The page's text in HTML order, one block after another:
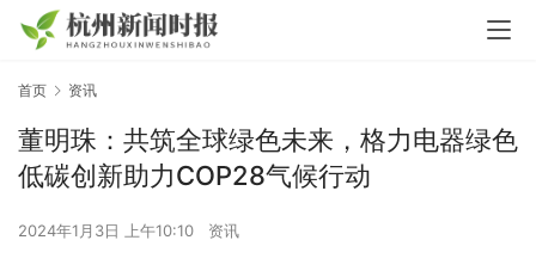
首页 资讯
董明珠：共筑全球绿色未来，格力电器绿色
低碳创新助力COP28气候行动
2024年1月3日 上午10:10 资讯